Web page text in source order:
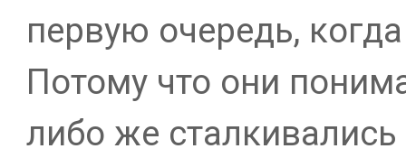
первую очередь,
Потому что они
либо же сталкивались